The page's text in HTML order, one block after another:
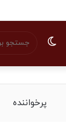
تغییر
پرخواننده